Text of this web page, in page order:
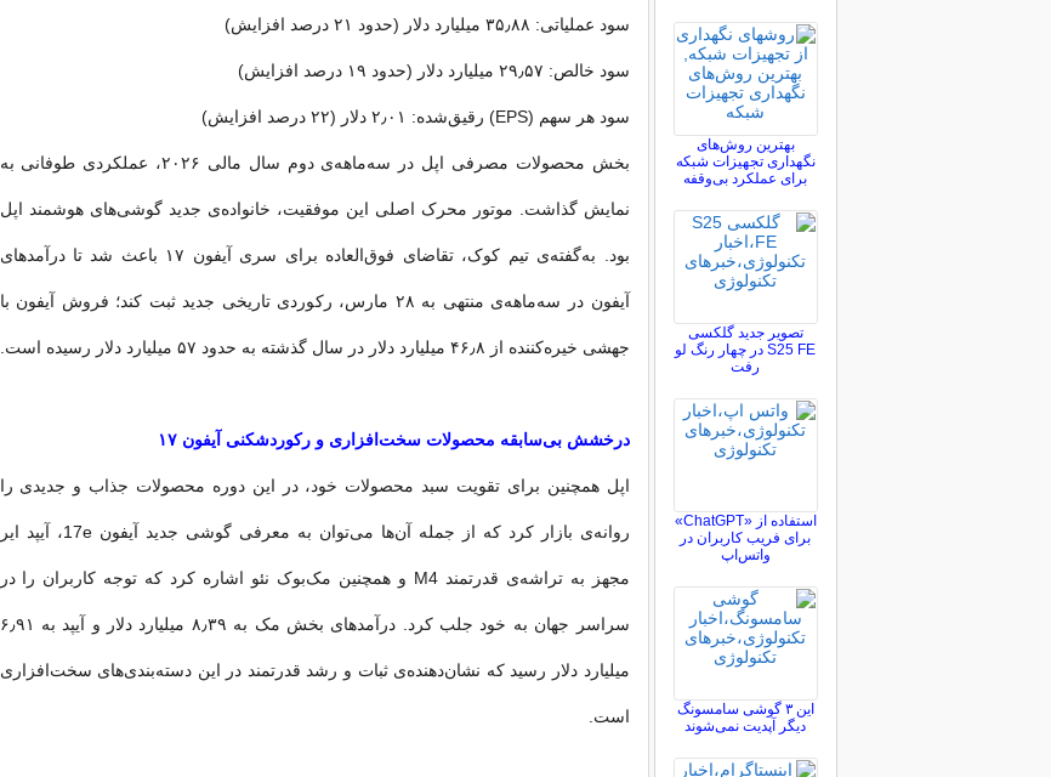
سود عملیاتی: ۳۵٫۸۸ میلیارد دلار (حدود ۲۱ درصد افزایش)
سود خالص: ۲۹٫۵۷ میلیارد دلار (حدود ۱۹ درصد افزایش)
سود هر سهم (EPS) رقیق‌شده: ۲٫۰۱ دلار (۲۲ درصد افزایش)
بخش محصولات مصرفی اپل در سه‌ماهه‌ی دوم سال مالی ۲۰۲۶، عملکردی طوفانی به
نمایش گذاشت. موتور محرک اصلی این موفقیت، خانواده‌ی جدید گوشی‌های هوشمند اپل
بود. به‌گفته‌ی تیم کوک، تقاضای فوق‌العاده برای سری آیفون ۱۷ باعث شد تا درآمدهای
آیفون در سه‌ماهه‌ی منتهی به ۲۸ مارس، رکوردی تاریخی جدید ثبت کند؛ فروش آیفون با
جهشی خیره‌کننده از ۴۶٫۸ میلیارد دلار در سال گذشته به حدود ۵۷ میلیارد دلار رسیده است.
درخشش بی‌سابقه محصولات سخت‌افزاری و رکوردشکنی آیفون ۱۷
اپل همچنین برای تقویت سبد محصولات خود، در این دوره محصولات جذاب و جدیدی را
روانه‌ی بازار کرد که از جمله آن‌ها می‌توان به معرفی گوشی جدید آیفون 17e، آیپد ایر
مجهز به تراشه‌ی قدرتمند M4 و همچنین مک‌بوک نئو اشاره کرد که توجه کاربران را در
سراسر جهان به خود جلب کرد. درآمدهای بخش مک به ۸٫۳۹ میلیارد دلار و آیپد به ۶٫۹۱
میلیارد دلار رسید که نشان‌دهنده‌ی ثبات و رشد قدرتمند در این دسته‌بندی‌های سخت‌افزاری
است.
بهترین روش‌های
نگهداری تجهیزات شبکه
برای عملکرد بی‌وقفه
تصویر جدید گلکسی
S25 FE در چهار رنگ لو
رفت
استفاده از «ChatGPT»
برای فریب کاربران در
واتس‌اپ
این ۳ گوشی سامسونگ
دیگر آپدیت نمی‌شوند